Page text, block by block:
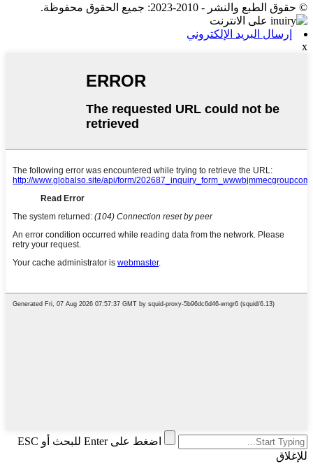
© حقوق الطبع والنشر - 2010-2023: جميع الحقوق محفوظة.
إرسال البريد الإلكتروني
x
اضغط على Enter للبحث أو ESC
للإغلاق